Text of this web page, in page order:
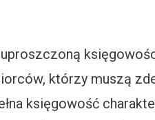
uproszczoną
którzy muszą
księgowość